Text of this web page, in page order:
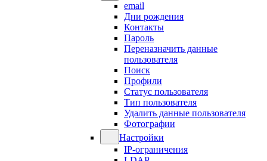
email
Дни рождения
Контакты
Пароль
Переназначить данные
пользователя
Поиск
Профили
Статус пользователя
Тип пользователя
Удалить данные пользователя
Фотографии
Настройки
IP-ограничения